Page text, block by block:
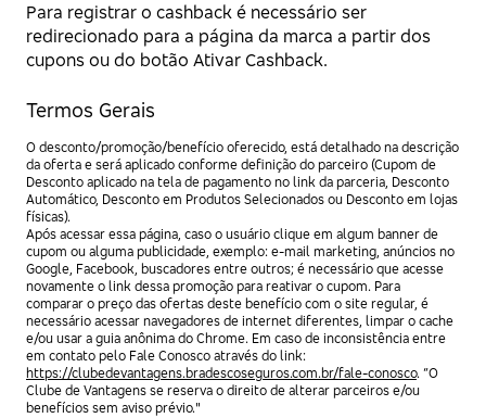
Para registrar o cashback é necessário ser
redirecionado para a página da marca a partir dos
cupons ou do botão Ativar Cashback.
Termos Gerais
O desconto/promoção/benefício oferecido, está detalhado na descrição
da oferta e será aplicado conforme definição do parceiro (Cupom de
Desconto aplicado na tela de pagamento no link da parceria, Desconto
Automático, Desconto em Produtos Selecionados ou Desconto em lojas
físicas).
Após acessar essa página, caso o usuário clique em algum banner de
cupom ou alguma publicidade, exemplo: e-mail marketing, anúncios no
Google, Facebook, buscadores entre outros; é necessário que acesse
novamente o link dessa promoção para reativar o cupom. Para
comparar o preço das ofertas deste benefício com o site regular, é
necessário acessar navegadores de internet diferentes, limpar o cache
e/ou usar a guia anônima do Chrome. Em caso de inconsistência entre
em contato pelo Fale Conosco através do link:
https://clubedevantagens.bradescoseguros.com.br/fale-conosco. “O
Clube de Vantagens se reserva o direito de alterar parceiros e/ou
benefícios sem aviso prévio."